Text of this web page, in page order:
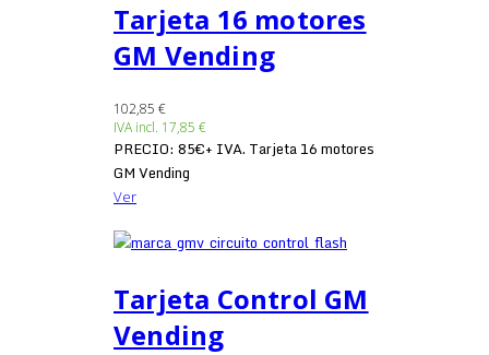
Tarjeta 16 motores
GM Vending
102,85 €
IVA incl. 17,85 €
PRECIO: 85€+ IVA. Tarjeta 16 motores
GM Vending
Ver
Tarjeta Control GM
Vending